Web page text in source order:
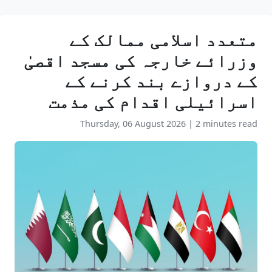
متعدد اسلامی ممالک کے
وزرائے خارجہ کی مسجد اقصیٰ
کے دروازے بند کرنے کے
اسرائیلی اقدام کی مذمت
Thursday, 06 August 2026 | 2 minutes read